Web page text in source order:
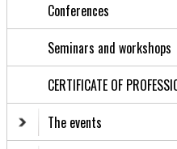
Conferences
Seminars and workshops
CERTIFICATE OF
The events